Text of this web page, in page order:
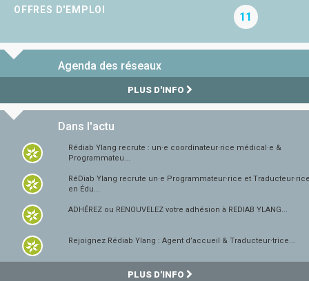
OFFRES D'EMPLOI
11
Agenda des réseaux
PLUS D'INFO
Dans l'actu
Rédiab Ylang recrute : un·e coordinateur·rice médical·e &
Programmateu...
RéDiab Ylang recrute un·e Programmateur·rice et
en Édu...
ADHÉREZ ou RENOUVELEZ votre adhésion à REDIAB YLANG...
Rejoignez Rédiab Ylang : Agent d’accueil & Traducteur·trice...
PLUS D'INFO